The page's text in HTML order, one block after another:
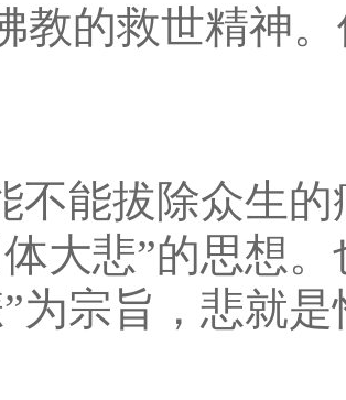
教的救世精神
不能拔除众生
大悲”的思想
为宗旨，悲就